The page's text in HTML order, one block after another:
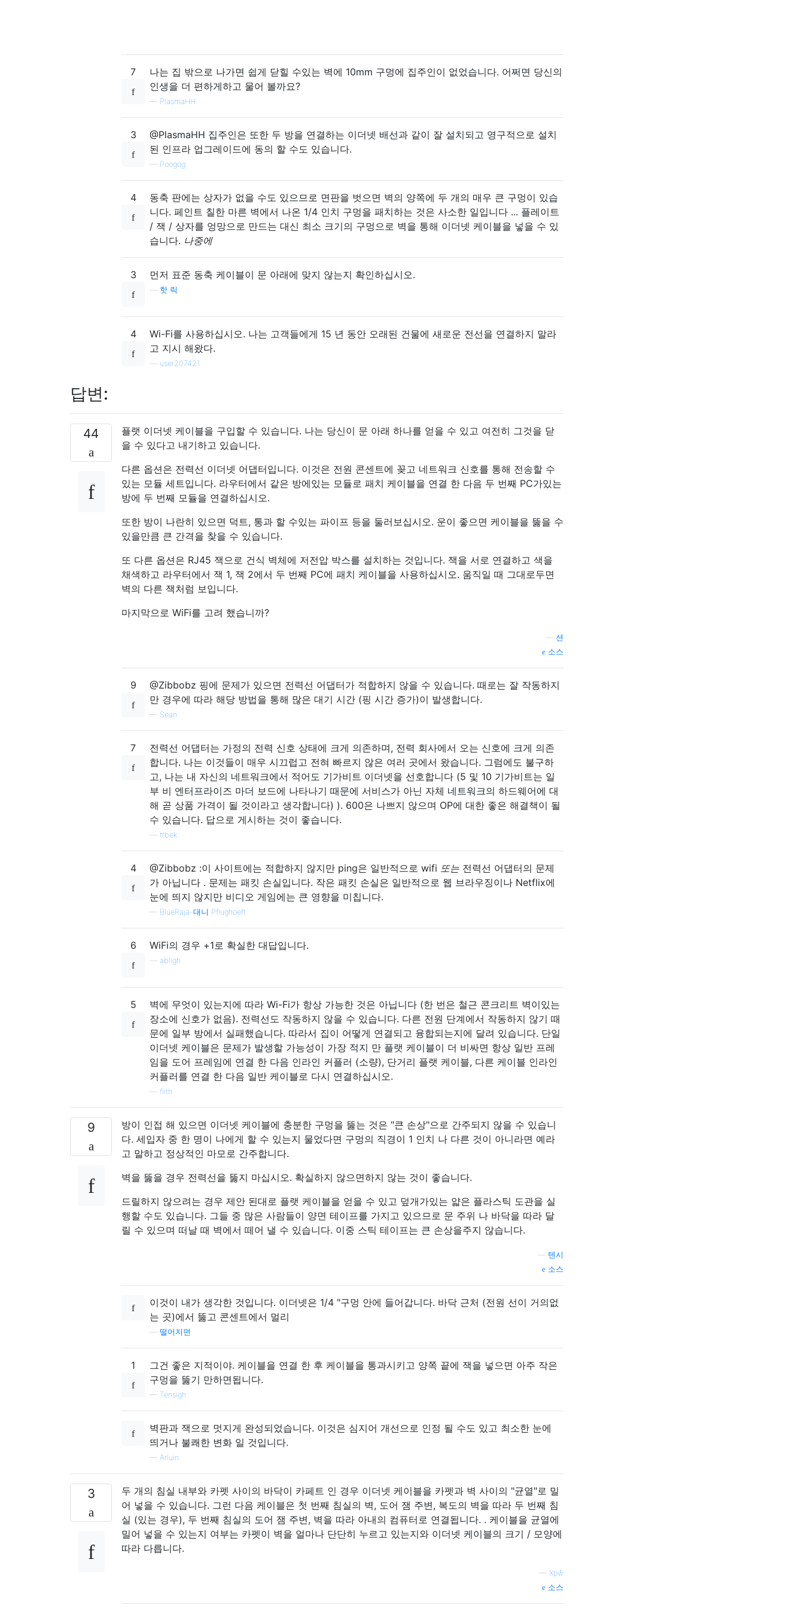
7
나는 집 밖으로 나가면 쉽게 닫힐 수있는 벽에 10mm 구멍에 집주인이 없었습니다. 어쩌면 당신의
인생을 더 편하게하고 물어 볼까요?
— PlasmaHH
3
@PlasmaHH 집주인은 또한 두 방을 연결하는 이더넷 배선과 같이 잘 설치되고 영구적으로 설치
된 인프라 업그레이드에 동의 할 수도 있습니다.
— Poogog
4
동축 판에는 상자가 없을 수도 있으므로 면판을 벗으면 벽의 양쪽에 두 개의 매우 큰 구멍이 있습
니다. 페인트 칠한 마른 벽에서 나온 1/4 인치 구멍을 패치하는 것은 사소한 일입니다 ... 플레이트
/ 잭 / 상자를 엉망으로 만드는 대신 최소 크기의 구멍으로 벽을 통해 이더넷 케이블을 넣을 수 있
습니다. 나중에
3 먼저 표준 동축 케이블이 문 아래에 맞지 않는지 확인하십시오.
핫 릭
4
Wi-Fi를 사용하십시오. 나는 고객들에게 15 년 동안 오래된 건물에 새로운 전선을 연결하지 말라
고 지시 해왔다.
user207421
답변:
44
플랫 이더넷 케이블을 구입할 수 있습니다. 나는 당신이 문 아래 하나를 얻을 수 있고 여전히 그것을 닫
을 수 있다고 내기하고 있습니다.
다른 옵션은 전력선 이더넷 어댑터입니다. 이것은 전원 콘센트에 꽂고 네트워크 신호를 통해 전송할 수
있는 모듈 세트입니다. 라우터에서 같은 방에있는 모듈로 패치 케이블을 연결 한 다음 두 번째 PC가있는
방에 두 번째 모듈을 연결하십시오.
또한 방이 나란히 있으면 덕트, 통과 할 수있는 파이프 등을 둘러보십시오. 운이 좋으면 케이블을 뚫을 수
있을만큼 큰 간격을 찾을 수 있습니다.
또 다른 옵션은 RJ45 잭으로 건식 벽체에 저전압 박스를 설치하는 것입니다. 잭을 서로 연결하고 색을
채색하고 라우터에서 잭 1, 잭 2에서 두 번째 PC에 패치 케이블을 사용하십시오. 움직일 때 그대로두면
벽의 다른 잭처럼 보입니다.
마지막으로 WiFi를 고려 했습니까?
션
소스
9
@Zibbobz 핑에 문제가 있으면 전력선 어댑터가 적합하지 않을 수 있습니다. 때로는 잘 작동하지
만 경우에 따라 해당 방법을 통해 많은 대기 시간 (핑 시간 증가)이 발생합니다.
— Sean
7
전력선 어댑터는 가정의 전력 신호 상태에 크게 의존하며, 전력 회사에서 오는 신호에 크게 의존
합니다. 나는 이것들이 매우 시끄럽고 전혀 빠르지 않은 여러 곳에서 왔습니다. 그럼에도 불구하
고, 나는 내 자신의 네트워크에서 적어도 기가비트 이더넷을 선호합니다 (5 및 10 기가비트는 일
부 비 엔터프라이즈 마더 보드에 나타나기 때문에 서비스가 아닌 자체 네트워크의 하드웨어에 대
해 곧 상품 가격이 될 것이라고 생각합니다) ). 600은 나쁘지 않으며 OP에 대한 좋은 해결책이 될
수 있습니다. 답으로 게시하는 것이 좋습니다.
ttbek
4 @Zibbobz :이 사이트에는 적합하지 않지만 ping은 일반적으로 wifi 또는 전력선 어댑터의 문제
가 아닙니다 . 문제는 패킷 손실입니다. 작은 패킷 손실은 일반적으로 웹 브라우징이나 Netflix에
눈에 띄지 않지만 비디오 게임에는 큰 영향을 미칩니다.
— BlueRaja-대니 Pflughoeft
6 WiFi의 경우 +1로 확실한 대답입니다.
abligh
5
벽에 무엇이 있는지에 따라 Wi-Fi가 항상 가능한 것은 아닙니다 (한 번은 철근 콘크리트 벽이있는
장소에 신호가 없음). 전력선도 작동하지 않을 수 있습니다. 다른 전원 단계에서 작동하지 않기 때
문에 일부 방에서 실패했습니다. 따라서 집이 어떻게 연결되고 융합되는지에 달려 있습니다. 단일
이더넷 케이블은 문제가 발생할 가능성이 가장 적지 만 플랫 케이블이 더 비싸면 항상 일반 프레
임을 도어 프레임에 연결 한 다음 인라인 커플러 (소량), 단거리 플랫 케이블, 다른 케이블 인라인
커플러를 연결 한 다음 일반 케이블로 다시 연결하십시오.
flith
9
방이 인접 해 있으면 이더넷 케이블에 충분한 구멍을 뚫는 것은 "큰 손상"으로 간주되지 않을 수 있습니
다. 세입자 중 한 명이 나에게 할 수 있는지 물었다면 구멍의 직경이 1 인치 나 다른 것이 아니라면 예라
고 말하고 정상적인 마모로 간주합니다.
벽을 뚫을 경우 전력선을 뚫지 마십시오. 확실하지 않으면하지 않는 것이 좋습니다.
드릴하지 않으려는 경우 제안 된대로 플랫 케이블을 얻을 수 있고 덮개가있는 얇은 플라스틱 도관을 실
행할 수도 있습니다. 그들 중 많은 사람들이 양면 테이프를 가지고 있으므로 문 주위 나 바닥을 따라 달
릴 수 있으며 떠날 때 벽에서 떼어 낼 수 있습니다. 이중 스틱 테이프는 큰 손상을주지 않습니다.
텐시
소스
이것이 내가 생각한 것입니다. 이더넷은 1/4 "구멍 안에 들어갑니다. 바닥 근처 (전원 선이 거의없
는 곳)에서 뚫고 콘센트에서 멀리
떨어지면
1
그건 좋은 지적이야. 케이블을 연결 한 후 케이블을 통과시키고 양쪽 끝에 잭을 넣으면 아주 작은
구멍을 뚫기 만하면됩니다.
— Tensigh
벽판과 잭으로 멋지게 완성되었습니다. 이것은 심지어 개선으로 인정 될 수도 있고 최소한 눈에
띄거나 불쾌한 변화 일 것입니다.
— Arluin
3
두 개의 침실 내부와 카펫 사이의 바닥이 카페트 인 경우 이더넷 케이블을 카펫과 벽 사이의 "균열"로 밀
어 넣을 수 있습니다. 그런 다음 케이블은 첫 번째 침실의 벽, 도어 잼 주변, 복도의 벽을 따라 두 번째 침
실 (있는 경우), 두 번째 침실의 도어 잼 주변, 벽을 따라 아내의 컴퓨터로 연결됩니다. . 케이블을 균열에
밀어 넣을 수 있는지 여부는 카펫이 벽을 얼마나 단단히 누르고 있는지와 이더넷 케이블의 크기 / 모양에
따라 다릅니다.
— Χpẘ
소스